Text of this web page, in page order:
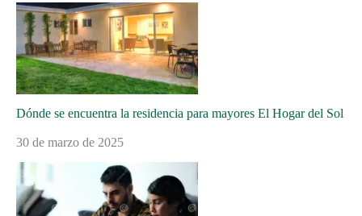
Dónde se encuentra la residencia para mayores El Hogar del Sol
30 de marzo de 2025